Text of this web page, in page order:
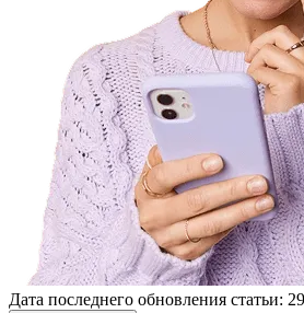
Дата последнего обновления статьи: